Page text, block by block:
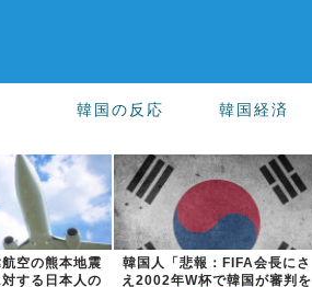
韓国の反応 韓国経済
空の熊本地震
する日本人の
韓国人「悲報：FIFA会長にさ
え2002年W杯で韓国が審判を